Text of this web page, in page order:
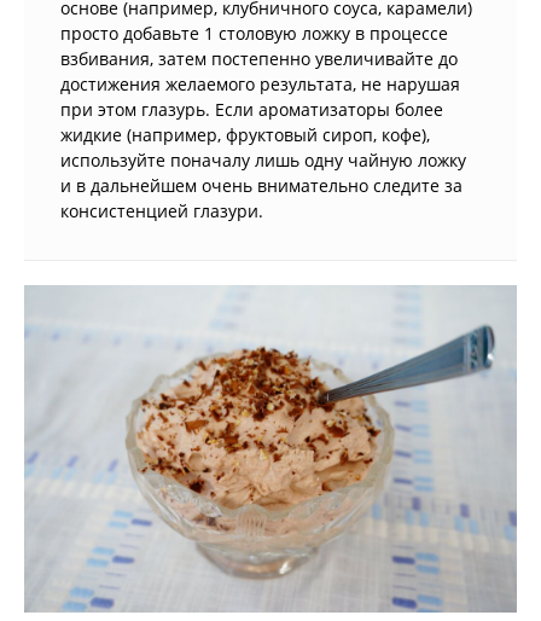
основе (например, клубничного соуса, карамели)
просто добавьте 1 столовую ложку в процессе
взбивания, затем постепенно увеличивайте до
достижения желаемого результата, не нарушая
при этом глазурь. Если ароматизаторы более
жидкие (например, фруктовый сироп, кофе),
используйте поначалу лишь одну чайную ложку
и в дальнейшем очень внимательно следите за
консистенцией глазури.